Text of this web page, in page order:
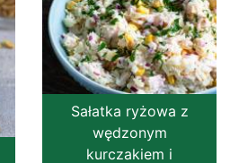
Sałatka ryżowa z
wędzonym
kurczakiem i